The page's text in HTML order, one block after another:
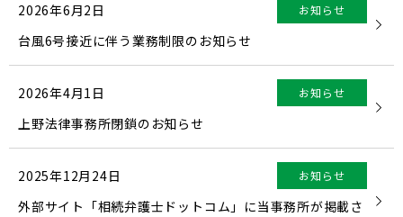
2026年6月2日 お知らせ
台風6号接近に伴う業務制限のお知らせ
2026年4月1日 お知らせ
上野法律事務所閉鎖のお知らせ
2025年12月24日 お知らせ
外部サイト「相続弁護士ドットコム」に当事務所が掲載さ